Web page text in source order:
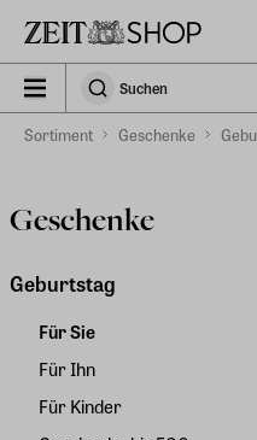
SuchenSuchen
Sortiment Geschenke
Geschenke
Geburtstag
Für Sie
Für Ihn
Für Kinder